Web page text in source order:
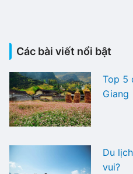
Các bài viết nổi bật
Top 5
Giang
Du
vui?